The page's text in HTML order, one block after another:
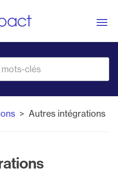
Autres intégrations